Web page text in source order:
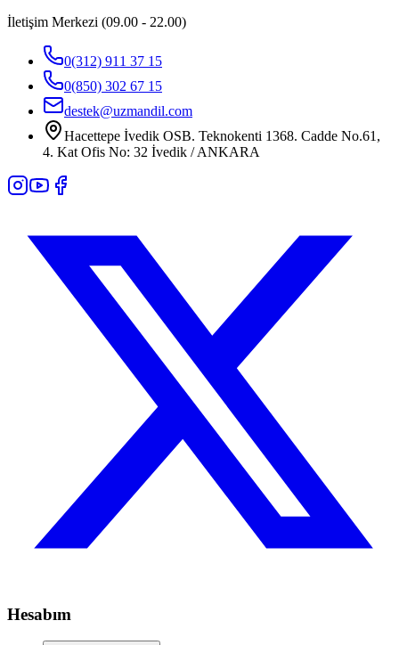
İletişim Merkezi (09.00 - 22.00)
0(312) 911 37 15
0(850) 302 67 15
destek@uzmandil.com
Hacettepe İvedik OSB. Teknokenti 1368. Cadde No.61,
4. Kat Ofis No: 32 İvedik / ANKARA
Hesabım